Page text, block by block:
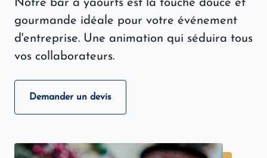
Notre bar à yaourts est la touche douce et
gourmande idéale pour votre événement
d'entreprise. Une animation qui séduira tous
vos collaborateurs.
Demander un devis